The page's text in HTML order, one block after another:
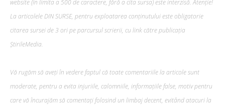
website (în limita a 500 de caractere, fără a cita sursa) este interzisă. Atenție!
La articolele DIN SURSE, pentru exploatarea conținutului este obligatorie
citarea sursei de 3 ori pe parcursul scrierii, cu link către publicația
ȘtirileMedia.
Vă rugăm să aveți în vedere faptul că toate comentariile la articole sunt
moderate, pentru a evita injuriile, calomniile, informațiile false, motiv pentru
care vă încurajăm să comentați folosind un limbaj decent, evitând atacuri la